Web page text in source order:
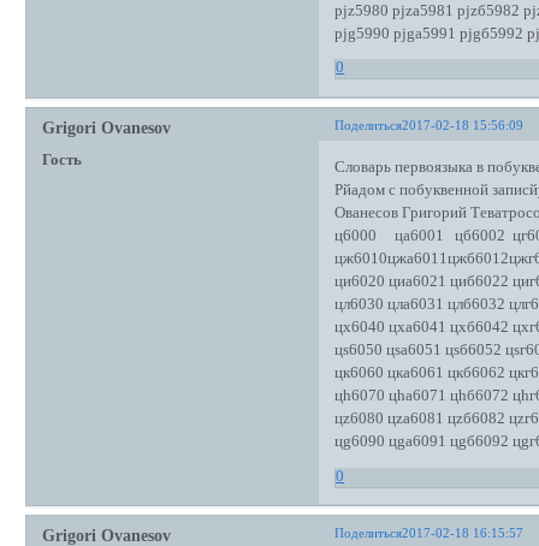
рjz5980 рjzа5981 рjzб5982
рjg5990 рjgа5991 рjgб5992
0
Поделиться2017-02-18 15:56:09
Grigori Ovanesov
Гость
Словарь первоязыка в
Рйадом с побуквенной
Ованесов Григорий
ц6000 ца6001 цб6002
ци6020 циа6021 циб6022
цл6030 цла6031 цлб6032
цх6040 цха6041 цхб6042
цs6050 цsа6051 цsб6052
цк6060 цка6061 цкб6062
цh6070 цhа6071 цhб6072
цz6080 цzа6081 цzб6082
цg6090 цgа6091 цgб6092
0
Поделиться2017-02-18 16:15:57
Grigori Ovanesov